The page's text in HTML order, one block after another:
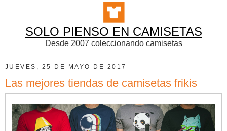
SOLO PIENSO EN CAMISETAS
Desde 2007 coleccionando camisetas
JUEVES, 25 DE MAYO DE 2017
Las mejores tiendas de camisetas frikis